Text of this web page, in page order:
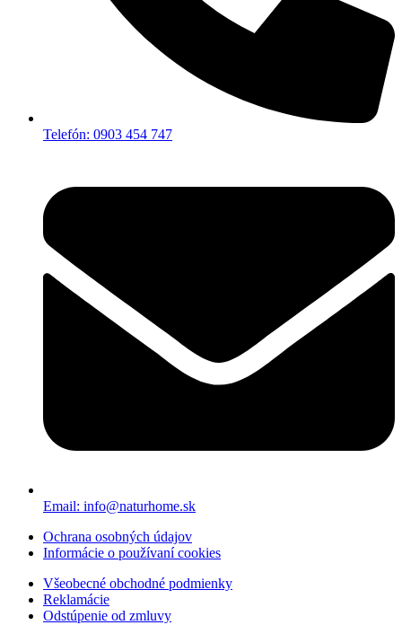
Telefón: 0903 454 747
Email: info@naturhome.sk
Ochrana osobných údajov
Informácie o používaní cookies
Všeobecné obchodné podmienky
Reklamácie
Odstúpenie od zmluvy